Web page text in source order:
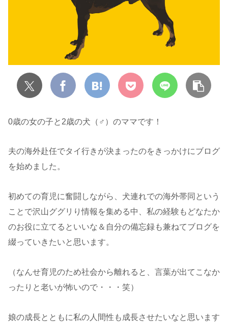
0歳の女の子と2歳の犬（♂）のママです！
夫の海外赴任でタイ行きが決まったのをきっかけにブログ
を始めました。
初めての育児に奮闘しながら、犬連れでの海外帯同という
ことで沢山ググリり情報を集める中、私の経験もどなたか
のお役に立てるといいな＆自分の備忘録も兼ねてブログを
綴っていきたいと思います。
（なんせ育児のため社会から離れると、言葉が出てこなか
ったりと老いが怖いので・・・笑）
娘の成長とともに私の人間性も成長させたいなと思います